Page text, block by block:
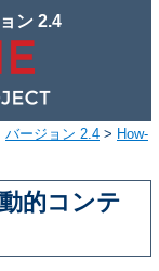
ン 2.4
バージョン 2.4 > How-
的コンテ